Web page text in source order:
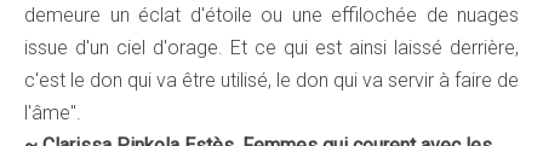
demeure un éclat d'étoile ou une effilochée de nuages
issue d'un ciel d'orage. Et ce qui est ainsi laissé derrière,
c'est le don qui va être utilisé, le don qui va servir à faire de
l'âme".